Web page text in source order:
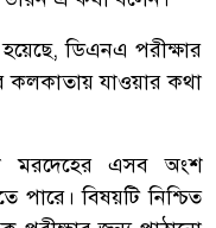
ডিএনএ পরীক্ষার
কলকাতায় যাওয়ার কথা
মরদেহের এসব অংশ
বিষয়টি নিশ্চিত